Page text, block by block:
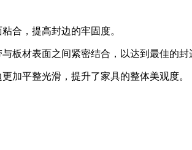
合，提高封边的牢固度。
板材表面之间紧密结合，以达到最佳的封
加平整光滑，提升了家具的整体美观度。